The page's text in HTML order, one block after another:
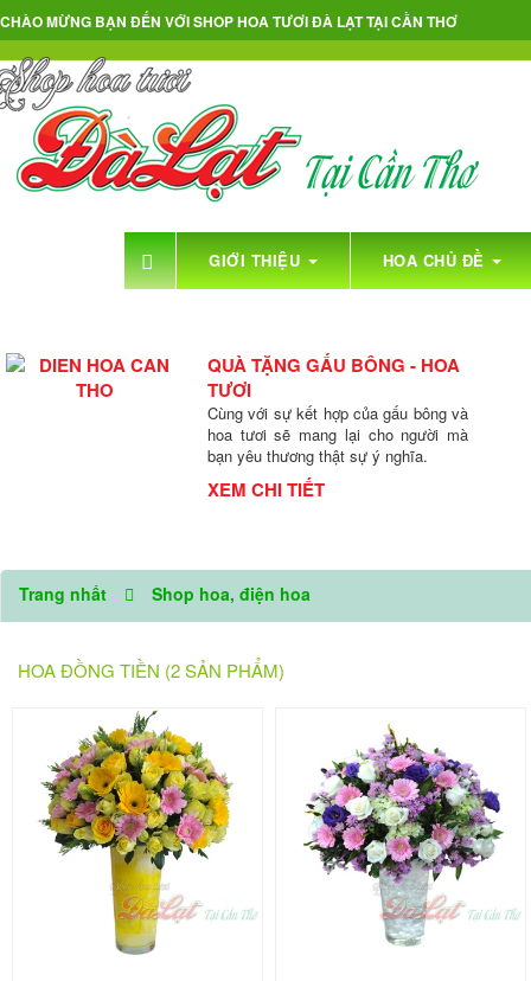
GIỚI THIỆU HOA CHỦ ĐỀ
CHÀO MỪNG BẠN ĐẾN VỚISHOP HOA TƯƠI ĐÀ LẠT TẠI CẦN THƠ
QUÀ TẶNG GẤU BÔNG - HOA
TƯƠI
Cùng với sự kết hợp của gấu bông và
hoa tươi sẽ mang lại cho người mà
bạn yêu thương thật sự ý nghĩa.
XEM CHI TIẾT
Trang nhất Shop hoa, điện hoa
HOA ĐỒNG TIỀN (2 SẢN PHẨM)